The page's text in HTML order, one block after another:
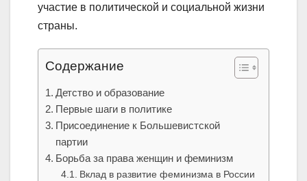
участие в политической и социальной жизни
страны.
Содержание
Детство и образование
Первые шаги в политике
Присоединение к Большевистской
партии
Борьба за права женщин и феминизм
Вклад в развитие феминизма в России